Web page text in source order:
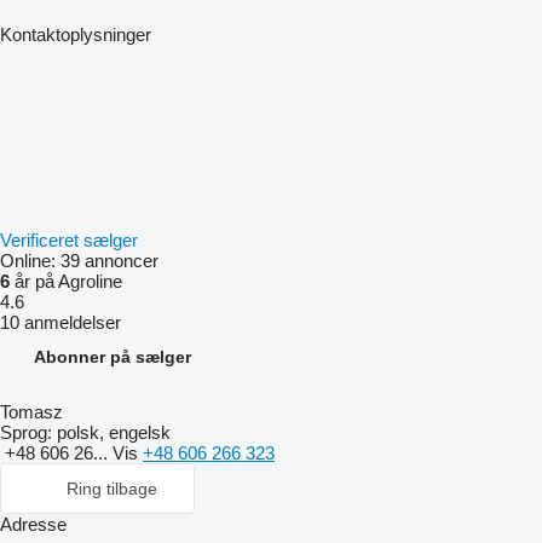
Kontaktoplysninger
Verificeret sælger
Online: 39 annoncer
6 år på Agroline
4.6
10 anmeldelser
Abonner på sælger
Tomasz
Sprog: polsk, engelsk
+48 606 26... Vis +48 606 266 323
Ring tilbage
Adresse